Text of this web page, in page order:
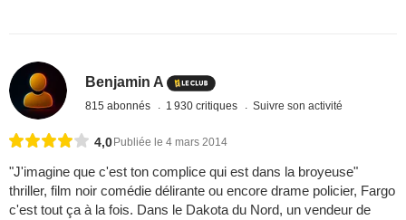
Benjamin A
815 abonnés 1 930 critiques Suivre son activité
4,0 Publiée le 4 mars 2014
"J'imagine que c'est ton complice qui est dans la broyeuse"
thriller, film noir comédie délirante ou encore drame policier, Fargo
c'est tout ça à la fois. Dans le Dakota du Nord, un vendeur de